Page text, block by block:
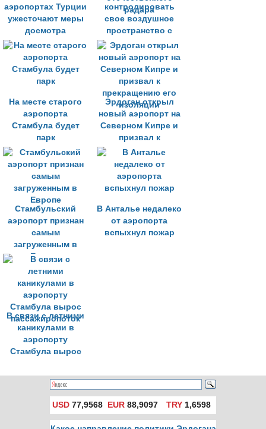
аэропортах Турции
ужесточают меры
досмотра
контролировать
свое воздушное
пространство с
помощью
отечественного
радара
На месте старого
аэропорта
Стамбула будет
парк
Эрдоган открыл
новый аэропорт на
Северном Кипре и
призвал к
прекращению его
изоляции
Стамбульский
аэропорт признан
самым
загруженным в
Европе
В Анталье недалеко
от аэропорта
вспыхнул пожар
В связи с летними
каникулами в
аэропорту
Стамбула вырос
USD 77,9568 EUR 88,9097 TRY1,6598